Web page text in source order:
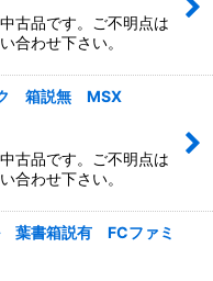
古品です。ご不明点は
合わせ下さい。
ク 箱説無 MSX
古品です。ご不明点は
合わせ下さい。
葉書箱説有 FCファミ